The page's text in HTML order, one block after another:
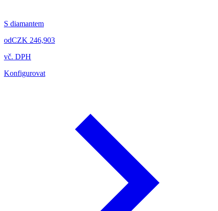
S diamantem
odCZK 246,903
vč. DPH
Konfigurovat